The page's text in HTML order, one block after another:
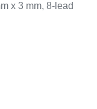
x 3 mm, 8-lead